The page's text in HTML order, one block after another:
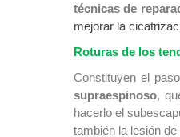
técnicas de
mejorar la
Roturas de los
Constituyen el
supraespinoso,
hacerlo el
también la lesión